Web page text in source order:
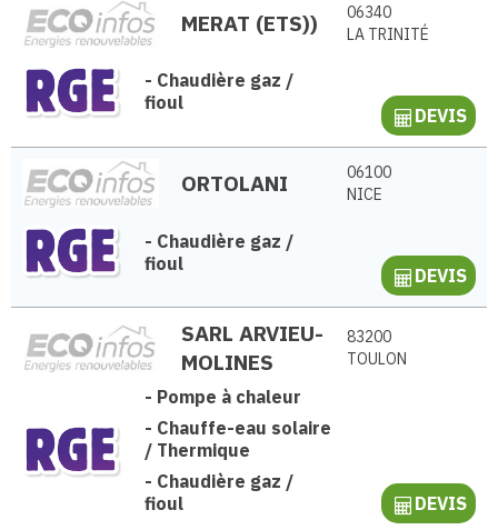
MERAT (ETS))
06340
LA TRINITÉ
- Chaudière gaz /
fioul
DEVIS
ORTOLANI
06100
NICE
- Chaudière gaz /
fioul
DEVIS
SARL ARVIEU-
MOLINES
83200
TOULON
- Pompe à chaleur
- Chauffe-eau solaire
/ Thermique
- Chaudière gaz /
fioul
DEVIS